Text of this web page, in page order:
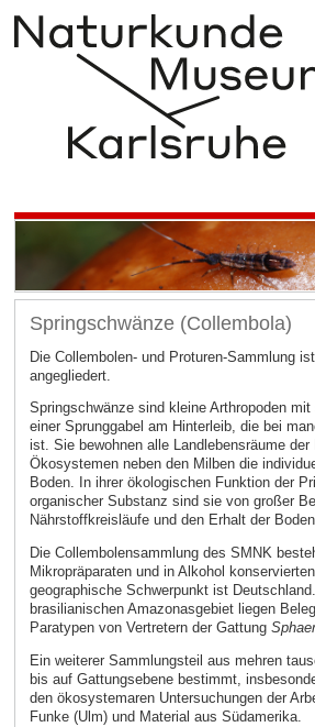
Springschwänze (Collembola)
Die Collembolen- und Proturen-Sammlung
angegliedert.
Springschwänze sind kleine Arthropoden
einer Sprunggabel am Hinterleib, die bei
ist. Sie bewohnen alle Landlebensräume
Ökosystemen neben den Milben die
Boden. In ihrer ökologischen Funktion der
organischer Substanz sind sie von großer
Nährstoffkreisläufe und den Erhalt der
Die Collembolensammlung des SMNK
Mikropräparaten und in Alkohol
geographische Schwerpunkt ist
brasilianischen Amazonasgebiet liegen
Paratypen von Vertretern der Gattung
Ein weiterer Sammlungsteil aus mehren
bis auf Gattungsebene bestimmt,
den ökosystemaren Untersuchungen der
Funke (Ulm) und Material aus Südamerika.